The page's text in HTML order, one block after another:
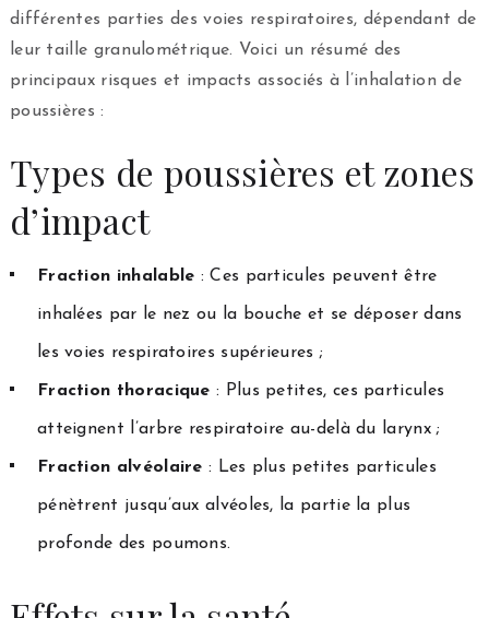
différentes parties des voies respiratoires, dépendant de
leur taille granulométrique. Voici un résumé des
principaux risques et impacts associés à l’inhalation de
poussières :
Types de poussières et zones
d’impact
Fraction inhalable : Ces particules peuvent être
inhalées par le nez ou la bouche et se déposer dans
les voies respiratoires supérieures ;
Fraction thoracique : Plus petites, ces particules
atteignent l’arbre respiratoire au-delà du larynx ;
Fraction alvéolaire : Les plus petites particules
pénètrent jusqu’aux alvéoles, la partie la plus
profonde des poumons.